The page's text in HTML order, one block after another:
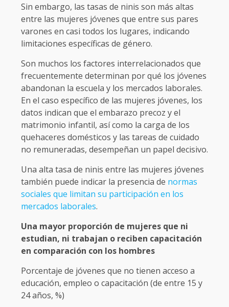
Sin embargo, las tasas de ninis son más altas
entre las mujeres jóvenes que entre sus pares
varones en casi todos los lugares, indicando
limitaciones específicas de género.
Son muchos los factores interrelacionados que
frecuentemente determinan por qué los jóvenes
abandonan la escuela y los mercados laborales.
En el caso específico de las mujeres jóvenes, los
datos indican que el embarazo precoz y el
matrimonio infantil, así como la carga de los
quehaceres domésticos y las tareas de cuidado
no remuneradas, desempeñan un papel decisivo.
Una alta tasa de ninis entre las mujeres jóvenes
también puede indicar la presencia de normas
sociales que limitan su participación en los
mercados laborales.
Una mayor proporción de mujeres que ni
estudian, ni trabajan o reciben capacitación
en comparación con los hombres
Porcentaje de jóvenes que no tienen acceso a
educación, empleo o capacitación (de entre 15 y
24 años, %)